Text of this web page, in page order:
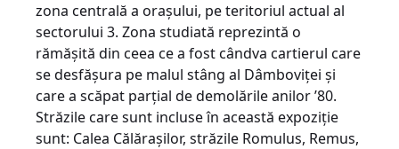
zona centrală a oraşului, pe teritoriul actual al
sectorului 3. Zona studiată reprezintă o
rămăşită din ceea ce a fost cândva cartierul care
se desfăşura pe malul stâng al Dâmboviţei şi
care a scăpat parţial de demolările anilor ’80.
Străzile care sunt incluse în această expoziţie
sunt: Calea Călăraşilor, străzile Romulus, Remus,